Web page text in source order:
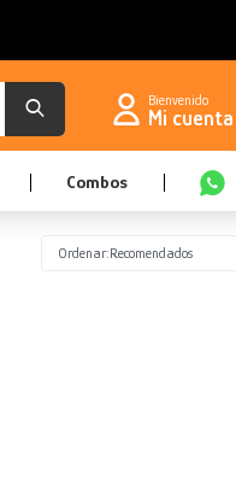
Combos
Recomendados